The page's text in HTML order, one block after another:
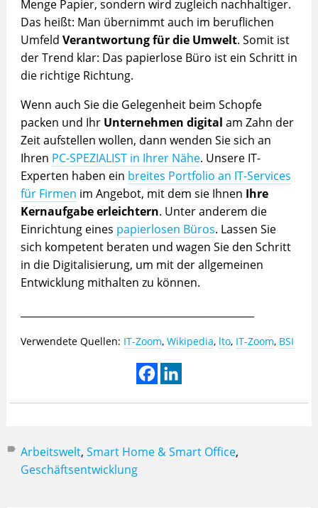
Menge Papier, sondern wird zugleich nachhaltiger.
Das heißt: Man übernimmt auch im beruflichen
Umfeld Verantwortung für die Umwelt. Somit ist
der Trend klar: Das papierlose Büro ist ein Schritt in
die richtige Richtung.
Wenn auch Sie die Gelegenheit beim Schopfe
packen und Ihr Unternehmen digital am Zahn der
Zeit aufstellen wollen, dann wenden Sie sich an
Ihren PC-SPEZIALIST in Ihrer Nähe. Unsere IT-
Experten haben ein breites Portfolio an IT-Services
für Firmen im Angebot, mit dem sie Ihnen Ihre
Kernaufgabe erleichtern. Unter anderem die
Einrichtung eines papierlosen Büros. Lassen Sie
sich kompetent beraten und wagen Sie den Schritt
in die Digitalisierung, um mit der allgemeinen
Entwicklung mithalten zu können.
Verwendete Quellen: IT-Zoom, Wikipedia, lto, IT-Zoom, BSI
Arbeitswelt, Smart Home & Smart Office,
Geschäftsentwicklung